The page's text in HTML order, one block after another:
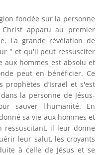
fondée sur la personne
Christ apparu au premier
La grande révélation de
" et qu'il peut ressusciter
aux hommes est absolu et
peut en bénéficier. Ce
d’Israël et s'est
la personne de Jésus-
sauver l'humanité. En
sa vie aux hommes et
il leur donne
leur salut, les croyants
à celle de Jésus et se